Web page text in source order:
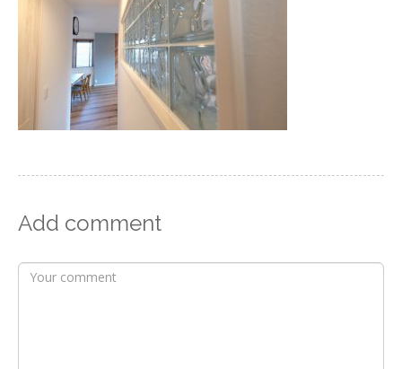
Add comment